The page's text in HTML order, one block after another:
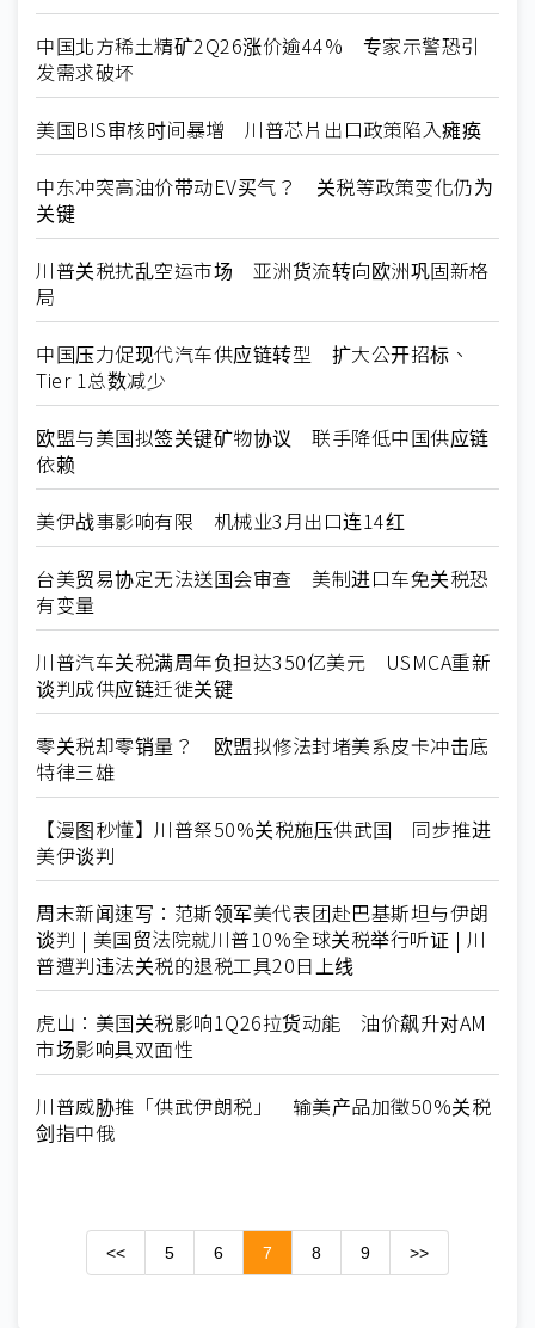
中国北方稀土精矿2Q26涨价逾44% 专家示警恐引
发需求破坏
美国BIS审核时间暴增 川普芯片出口政策陷入瘫痪
中东冲突高油价带动EV买气？ 关税等政策变化仍为
关键
川普关税扰乱空运市场 亚洲货流转向欧洲巩固新格
局
中国压力促现代汽车供应链转型 扩大公开招标、
Tier 1总数减少
欧盟与美国拟签关键矿物协议 联手降低中国供应链
依赖
美伊战事影响有限 机械业3月出口连14红
台美贸易协定无法送国会审查 美制进口车免关税恐
有变量
川普汽车关税满周年负担达350亿美元 USMCA重新
谈判成供应链迁徙关键
零关税却零销量？ 欧盟拟修法封堵美系皮卡冲击底
特律三雄
【漫图秒懂】川普祭50%关税施压供武国 同步推进
美伊谈判
周末新闻速写：范斯领军美代表团赴巴基斯坦与伊朗
谈判 | 美国贸法院就川普10%全球关税举行听证 | 川
普遭判违法关税的退税工具20日上线
虎山：美国关税影响1Q26拉货动能 油价飙升对AM
市场影响具双面性
川普威胁推「供武伊朗税」 输美产品加徵50%关税
剑指中俄
<< 5 6 7 8 9 >>